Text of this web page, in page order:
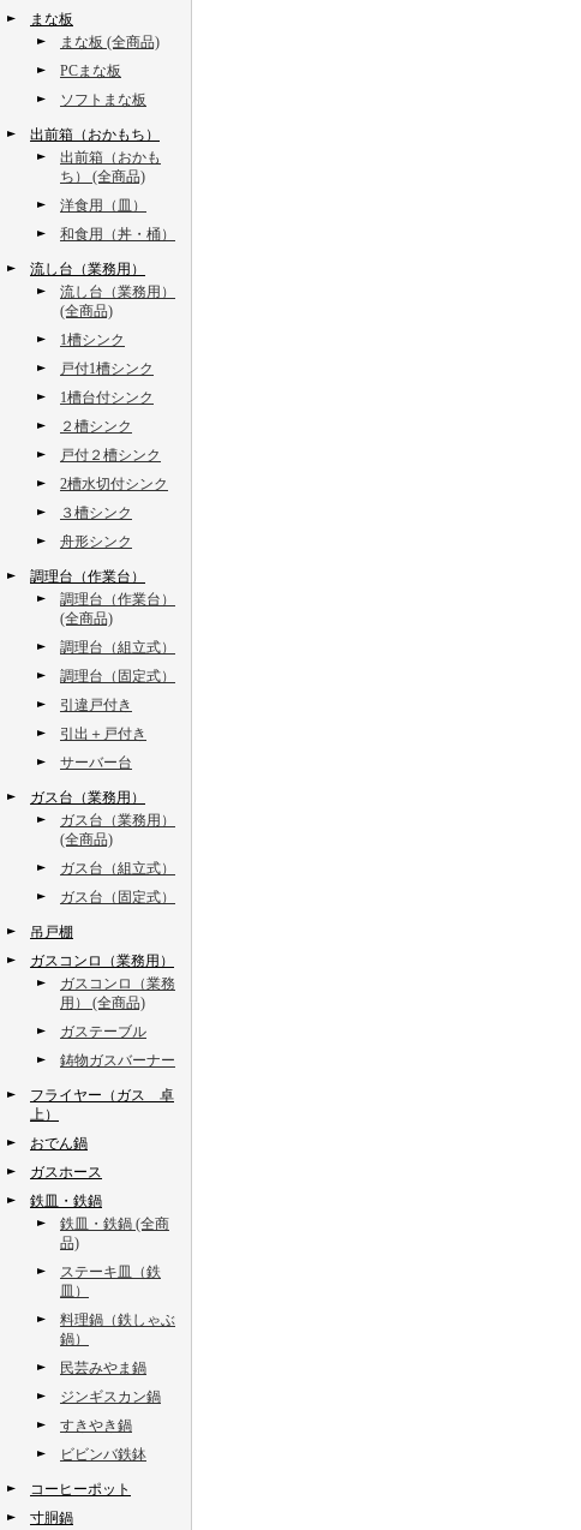
まな板
まな板 (全商品)
PCまな板
ソフトまな板
出前箱（おかもち）
出前箱（おかも
ち） (全商品)
洋食用（皿）
和食用（丼・桶）
流し台（業務用）
流し台（業務用）
(全商品)
1槽シンク
戸付1槽シンク
1槽台付シンク
２槽シンク
戸付２槽シンク
2槽水切付シンク
３槽シンク
舟形シンク
調理台（作業台）
調理台（作業台）
(全商品)
調理台（組立式）
調理台（固定式）
引違戸付き
引出＋戸付き
サーバー台
ガス台（業務用）
ガス台（業務用）
(全商品)
ガス台（組立式）
ガス台（固定式）
吊戸棚
ガスコンロ（業務用）
ガスコンロ（業務
用） (全商品)
ガステーブル
鋳物ガスバーナー
フライヤー（ガス 卓
上）
おでん鍋
ガスホース
鉄皿・鉄鍋
鉄皿・鉄鍋 (全商
品)
ステーキ皿（鉄
皿）
料理鍋（鉄しゃぶ
鍋）
民芸みやま鍋
ジンギスカン鍋
すきやき鍋
ビビンバ鉄鉢
コーヒーポット
寸胴鍋